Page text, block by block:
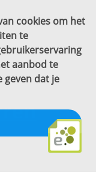
cookies om het
te
aanbod te
geven dat je